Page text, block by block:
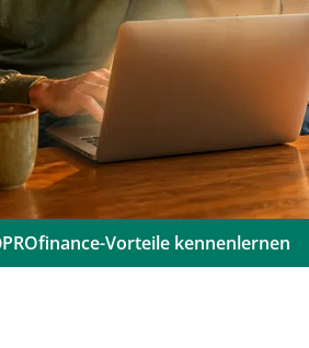
PROfinance-Vorteile kennenlernen